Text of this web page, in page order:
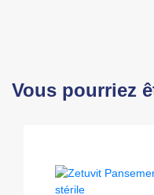
Vous pourriez